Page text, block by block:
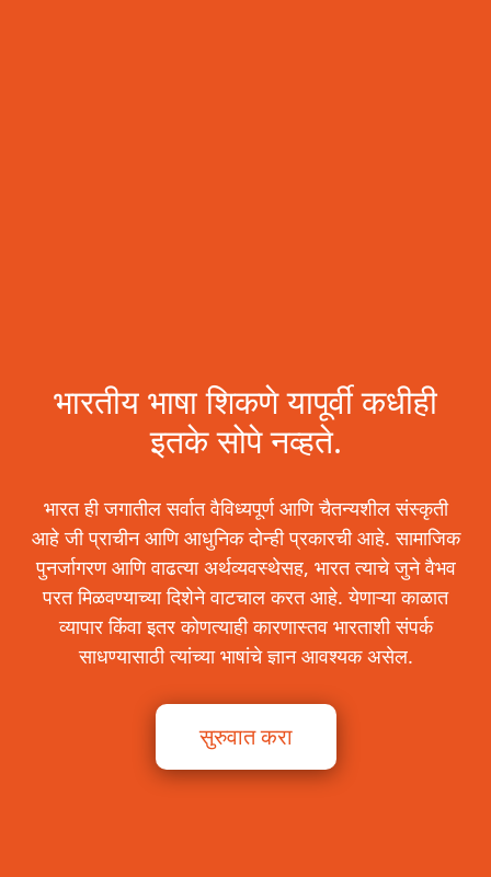
भारतीय भाषा शिकणे यापूर्वी कधीही
इतके सोपे नव्हते.
भारत ही जगातील सर्वात वैविध्यपूर्ण आणि चैतन्यशील संस्कृती
आहे जी प्राचीन आणि आधुनिक दोन्ही प्रकारची आहे. सामाजिक
पुनर्जागरण आणि वाढत्या अर्थव्यवस्थेसह, भारत त्याचे जुने वैभव
परत मिळवण्याच्या दिशेने वाटचाल करत आहे. येणाऱ्या काळात
व्यापार किंवा इतर कोणत्याही कारणास्तव भारताशी संपर्क
साधण्यासाठी त्यांच्या भाषांचे ज्ञान आवश्यक असेल.
सुरुवात करा